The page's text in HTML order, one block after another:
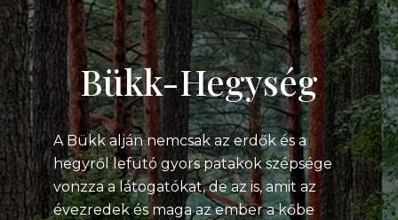
Bükk-Hegység
A Bükk alján nemcsak az erdők és a
hegyről lefutó gyors patakok szépsége
vonzza a látogatókat, de az is, amit az
évezredek és maga az ember a kőbe